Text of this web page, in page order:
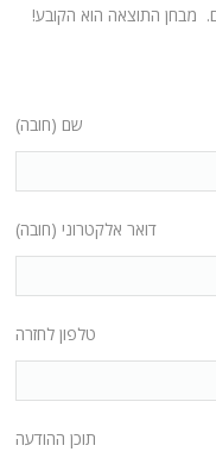
מבחן התוצאה הוא הקובע!
שם (חובה)
דואר אלקטרוני (חובה)
טלפון לחזרה
תוכן ההודעה